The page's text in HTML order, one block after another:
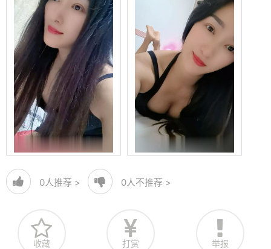
0人推荐 > 0人不推荐 >
收藏 打赏 举报